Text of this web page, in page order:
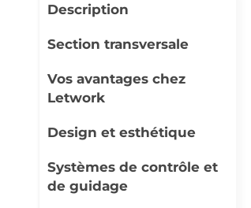
Description
Section transversale
Vos avantages chez
Letwork
Design et esthétique
Systèmes de contrôle et
de guidage